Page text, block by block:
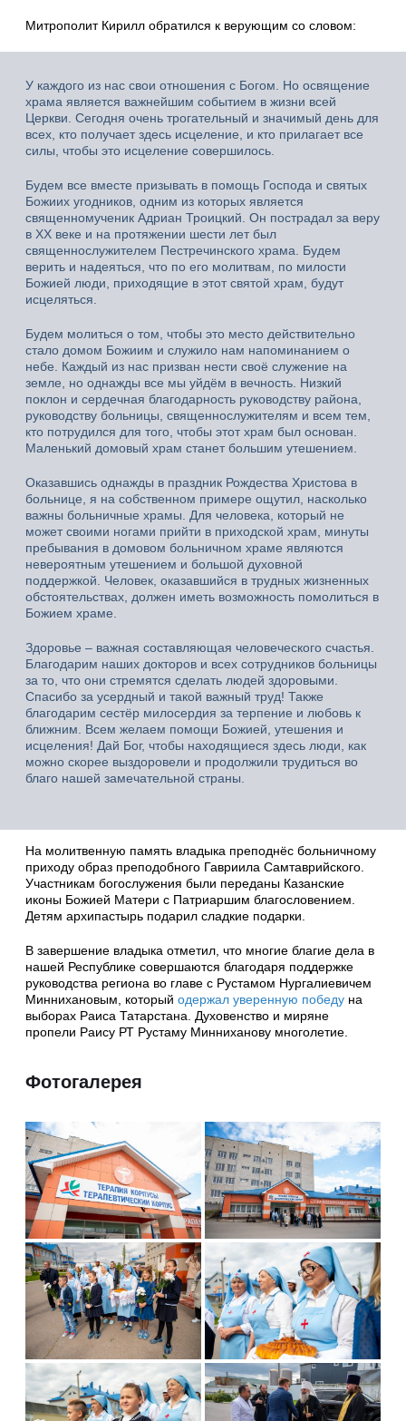
Митрополит Кирилл обратился к верующим со словом:
У каждого из нас свои отношения с Богом. Но освящение
храма является важнейшим событием в жизни всей
Церкви. Сегодня очень трогательный и значимый день для
всех, кто получает здесь исцеление, и кто прилагает все
силы, чтобы это исцеление совершилось.
Будем все вместе призывать в помощь Господа и святых
Божиих угодников, одним из которых является
священномученик Адриан Троицкий. Он пострадал за веру
в XX веке и на протяжении шести лет был
священнослужителем Пестречинского храма. Будем
верить и надеяться, что по его молитвам, по милости
Божией люди, приходящие в этот святой храм, будут
исцеляться.
Будем молиться о том, чтобы это место действительно
стало домом Божиим и служило нам напоминанием о
небе. Каждый из нас призван нести своё служение на
земле, но однажды все мы уйдём в вечность. Низкий
поклон и сердечная благодарность руководству района,
руководству больницы, священнослужителям и всем тем,
кто потрудился для того, чтобы этот храм был основан.
Маленький домовый храм станет большим утешением.
Оказавшись однажды в праздник Рождества Христова в
больнице, я на собственном примере ощутил, насколько
важны больничные храмы. Для человека, который не
может своими ногами прийти в приходской храм, минуты
пребывания в домовом больничном храме являются
невероятным утешением и большой духовной
поддержкой. Человек, оказавшийся в трудных жизненных
обстоятельствах, должен иметь возможность помолиться в
Божием храме.
Здоровье – важная составляющая человеческого счастья.
Благодарим наших докторов и всех сотрудников больницы
за то, что они стремятся сделать людей здоровыми.
Спасибо за усердный и такой важный труд! Также
благодарим сестёр милосердия за терпение и любовь к
ближним. Всем желаем помощи Божией, утешения и
исцеления! Дай Бог, чтобы находящиеся здесь люди, как
можно скорее выздоровели и продолжили трудиться во
благо нашей замечательной страны.
На молитвенную память владыка преподнёс больничному
приходу образ преподобного Гавриила Самтаврийского.
Участникам богослужения были переданы Казанские
иконы Божией Матери с Патриаршим благословением.
Детям архипастырь подарил сладкие подарки.
В завершение владыка отметил, что многие благие дела в
нашей Республике совершаются благодаря поддержке
руководства региона во главе с Рустамом Нургалиевичем
Миннихановым, который одержал уверенную победу на
выборах Раиса Татарстана. Духовенство и миряне
пропели Раису РТ Рустаму Минниханову многолетие.
Фотогалерея